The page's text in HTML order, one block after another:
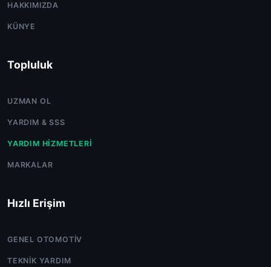
HAKKIMIZDA
KÜNYE
Topluluk
UZMAN OL
YARDIM & SSS
YARDIM HIZMETLERI
MARKALAR
Hızlı Erişim
GENEL OTOMOTIV
TEKNIK YARDIM